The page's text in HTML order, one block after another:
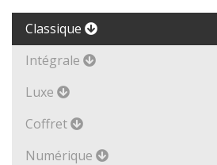
Classique
Intégrale
Luxe
Coffret
Numérique